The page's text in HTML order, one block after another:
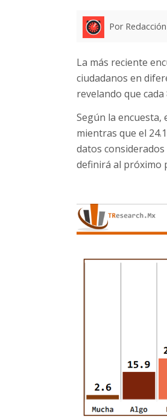
Por
La más reciente
ciudadanos en
revelando que
Según la encuesta,
mientras que el
datos
definirá al próximo